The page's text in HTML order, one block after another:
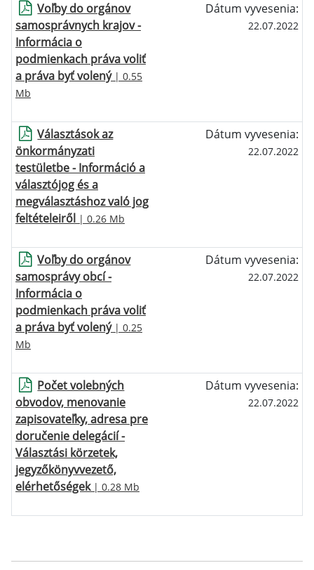
Voľby do orgánov
samosprávnych krajov -
Informácia o
podmienkach práva voliť
a práva byť volený| 0.55
Mb
Dátum vyvesenia:
22.07.2022
Választások az
önkormányzati
testületbe - Információ a
választójog és a
megválasztáshoz való jog
feltételeiről | 0.26 Mb
Dátum vyvesenia:
22.07.2022
Voľby do orgánov
samosprávy obcí -
Informácia o
podmienkach práva voliť
a práva byť volený| 0.25
Mb
Dátum vyvesenia:
22.07.2022
Počet volebných
obvodov, menovanie
zapisovateľky, adresa pre
doručenie delegácií -
Választási körzetek,
jegyzőkönyvvezető,
elérhetőségek| 0.28 Mb
Dátum vyvesenia:
22.07.2022